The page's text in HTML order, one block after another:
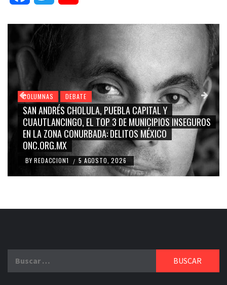
PUEBLA CAPITAL Y
EL TOP 3 DE MUNICIPIOS INSEGUROS
DELITOS MÉXICO
5 AGOSTO, 2026
COLUMNAS DEBATE
GRACE
CARMEN SALINAS
BLANCO, SILVIA
RIDICULIZACIÓN DE
BY REDACCION1 / 4